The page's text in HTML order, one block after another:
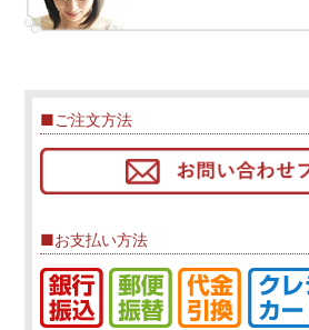
■ご注文方法
■お支払い方法